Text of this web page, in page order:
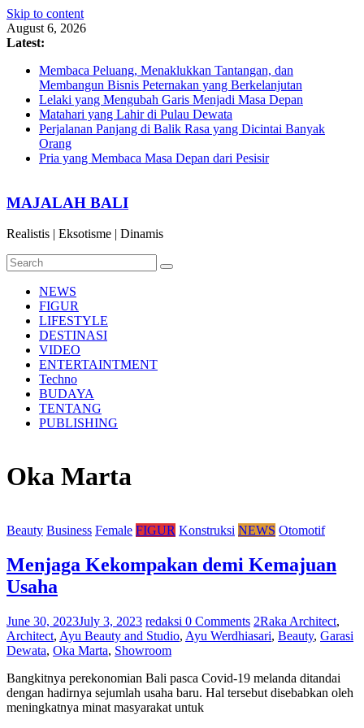
Skip to content
August 6, 2026
Latest:
Membaca Peluang, Menaklukkan Tantangan, dan
Membangun Bisnis Peternakan yang Berkelanjutan
Lelaki yang Mengubah Garis Menjadi Masa Depan
Matahari yang Lahir di Pulau Dewata
Perjalanan Panjang di Balik Rasa yang Dicintai Banyak
Orang
Pria yang Membaca Masa Depan dari Pesisir
MAJALAH BALI
Realistis | Eksotisme | Dinamis
NEWS
FIGUR
LIFESTYLE
DESTINASI
VIDEO
ENTERTAINTMENT
Techno
BUDAYA
TENTANG
PUBLISHING
Oka Marta
Beauty Business Female FIGUR Konstruksi NEWS Otomotif
Menjaga Kekompakan demi Kemajuan
Usaha
June 30, 2023July 3, 2023 redaksi 0 Comments 2Raka Architect,
Architect, Ayu Beauty and Studio, Ayu Werdhiasari, Beauty, Garasi
Dewata, Oka Marta, Showroom
Bangkitnya perekonomian Bali pasca Covid-19 melanda ditandai
dengan hadirnya sejumlah usaha baru. Hal tersebut disebabkan oleh
meningkatnya minat masyarakat untuk